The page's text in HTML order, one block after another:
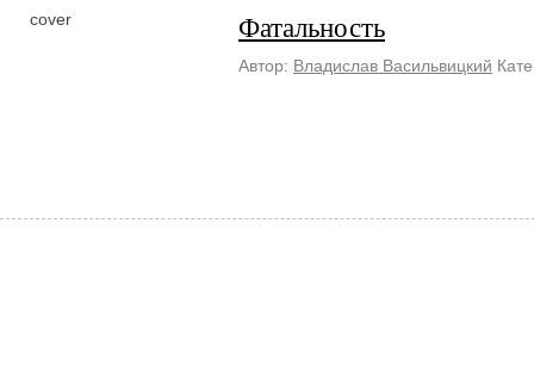
cover Фатальность
Автор: Владислав Васильвицкий